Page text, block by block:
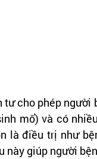
tư cho phép
mổ) và có
là điều trị như
này giúp người